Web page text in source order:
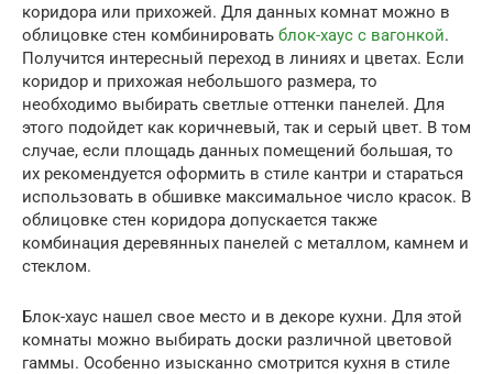
коридора или прихожей. Для данных комнат можно в
облицовке стен комбинировать блок-хаус с вагонкой.
Получится интересный переход в линиях и цветах. Если
коридор и прихожая небольшого размера, то
необходимо выбирать светлые оттенки панелей. Для
этого подойдет как коричневый, так и серый цвет. В том
случае, если площадь данных помещений большая, то
их рекомендуется оформить в стиле кантри и стараться
использовать в обшивке максимальное число красок. В
облицовке стен коридора допускается также
комбинация деревянных панелей с металлом, камнем и
стеклом.
Блок-хаус нашел свое место и в декоре кухни. Для этой
комнаты можно выбирать доски различной цветовой
гаммы. Особенно изысканно смотрится кухня в стиле